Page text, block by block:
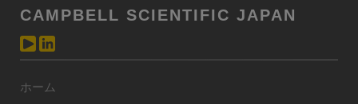
CAMPBELL SCIENTIFIC JAPAN
ホーム